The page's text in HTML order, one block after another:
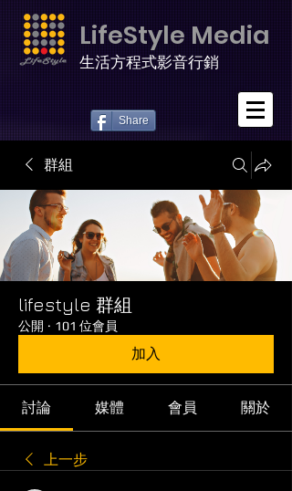
LifeStyle Media
生活方程式影音行銷
Share
群組
lifestyle 群組
公開 · 101 位會員
加入
討論 媒體 會員 關於
上一步